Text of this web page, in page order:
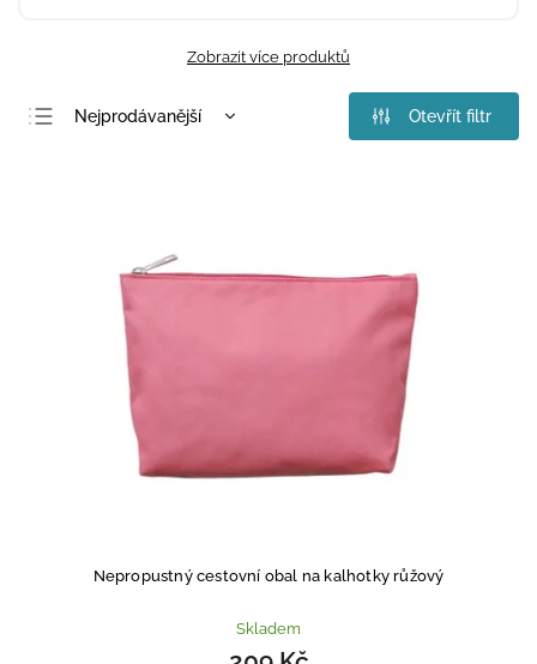
Zobrazit více produktů
Nejprodávanější
Otevřít filtr
Nepropustný cestovní obal na kalhotky růžový
Skladem